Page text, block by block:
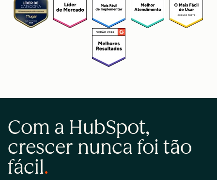
Com a HubSpot,
crescer nunca foi tão
fácil